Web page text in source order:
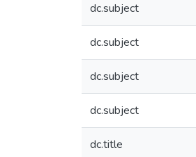
dc.subject
dc.subject
dc.subject
dc.subject
dc.title